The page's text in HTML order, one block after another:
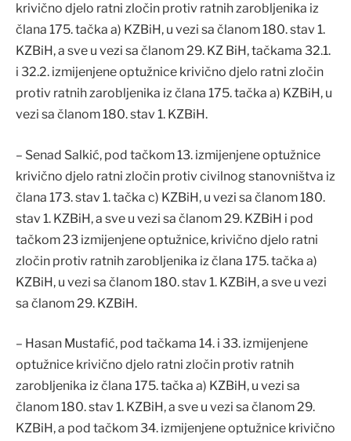
krivično djelo ratni zločin protiv ratnih zarobljenika iz
člana 175. tačka a) KZBiH, u vezi sa članom 180. stav 1.
KZBiH, a sve u vezi sa članom 29. KZ BiH, tačkama 32.1.
i 32.2. izmijenjene optužnice krivično djelo ratni zločin
protiv ratnih zarobljenika iz člana 175. tačka a) KZBiH, u
vezi sa članom 180. stav 1. KZBiH.
– Senad Salkić, pod tačkom 13. izmijenjene optužnice
krivično djelo ratni zločin protiv civilnog stanovništva iz
člana 173. stav 1. tačka c) KZBiH, u vezi sa članom 180.
stav 1. KZBiH, a sve u vezi sa članom 29. KZBiH i pod
tačkom 23 izmijenjene optužnice, krivično djelo ratni
zločin protiv ratnih zarobljenika iz člana 175. tačka a)
KZBiH, u vezi sa članom 180. stav 1. KZBiH, a sve u vezi
sa članom 29. KZBiH.
– Hasan Mustafić, pod tačkama 14. i 33. izmijenjene
optužnice krivično djelo ratni zločin protiv ratnih
zarobljenika iz člana 175. tačka a) KZBiH, u vezi sa
članom 180. stav 1. KZBiH, a sve u vezi sa članom 29.
KZBiH, a pod tačkom 34. izmijenjene optužnice krivično